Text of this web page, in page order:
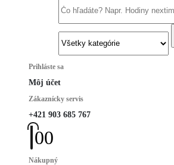
Prihláste sa
Môj účet
Zákaznícky servis
+421 903 685 767
00
Nákupný